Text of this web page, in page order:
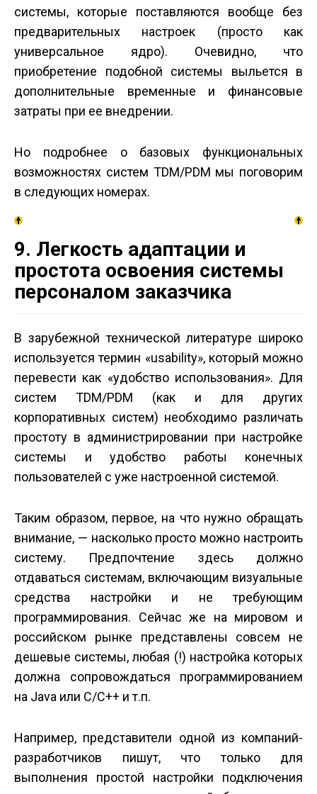
системы, которые поставляются вообще без
предварительных настроек (просто как
универсальное ядро). Очевидно, что
приобретение подобной системы выльется в
дополнительные временные и финансовые
затраты при ее внедрении.
Но подробнее о базовых функциональных
возможностях систем TDM/PDM мы поговорим
в следующих номерах.
9. Легкость адаптации и
простота освоения системы
персоналом заказчика
В зарубежной технической литературе широко
используется термин «usability», который можно
перевести как «удобство использования». Для
систем TDM/PDM (как и для других
корпоративных систем) необходимо различать
простоту в администрировании при настройке
системы и удобство работы конечных
пользователей с уже настроенной системой.
Таким образом, первое, на что нужно обращать
внимание, — насколько просто можно настроить
систему. Предпочтение здесь должно
отдаваться системам, включающим визуальные
средства настройки и не требующим
программирования. Сейчас же на мировом и
российском рынке представлены совсем не
дешевые системы, любая (!) настройка которых
должна сопровождаться программированием
на Java или C/С++ и т.п.
Например, представители одной из компаний-
разработчиков пишут, что только для
выполнения простой настройки подключения